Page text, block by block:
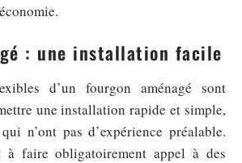
: une installation facile
d’un fourgon aménagé sont
une installation rapide et simple,
n’ont pas d’expérience préalable.
à faire obligatoirement appel à des